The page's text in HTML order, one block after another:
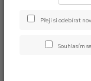
Přeji si odebírat
Souhlasím se